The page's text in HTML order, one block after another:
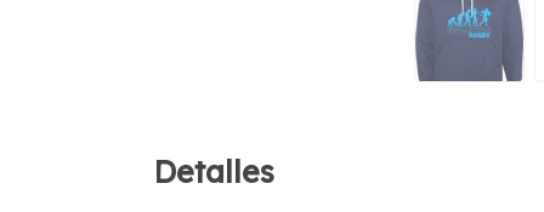
Detalles